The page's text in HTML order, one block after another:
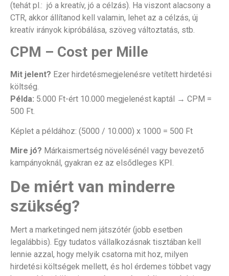
(tehát pl.: jó a kreatív, jó a célzás). Ha viszont alacsony a
CTR, akkor állítanod kell valamin, lehet az a célzás, új
kreatív irányok kipróbálása, szöveg változtatás, stb.
CPM – Cost per Mille
Mit jelent? Ezer hirdetésmegjelenésre vetített hirdetési
költség.
Példa: 5.000 Ft-ért 10.000 megjelenést kaptál → CPM =
500 Ft.
Képlet a példához: (5000 / 10.000) x 1000 = 500 Ft
Mire jó? Márkaismertség növelésénél vagy bevezető
kampányoknál, gyakran ez az elsődleges KPI.
De miért van minderre
szükség?
Mert a marketinged nem játszótér (jobb esetben
legalábbis). Egy tudatos vállalkozásnak tisztában kell
lennie azzal, hogy melyik csatorna mit hoz, milyen
hirdetési költségek mellett, és hol érdemes többet vagy